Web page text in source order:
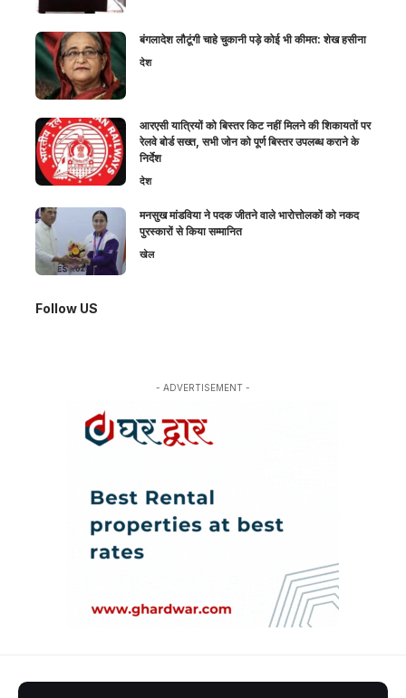
बंगलादेश लौटूंगी चाहे चुकानी पड़े कोई भी कीमत: शेख हसीना
देश
आरएसी यात्रियों को बिस्तर किट नहीं मिलने की शिकायतों पर
रेलवे बोर्ड सख्त, सभी जोन को पूर्ण बिस्तर उपलब्ध कराने के
निर्देश
देश
मनसुख मांडविया ने पदक जीतने वाले भारोत्तोलकों को नकद
पुरस्कारों से किया सम्मानित
खेल
Follow US
- ADVERTISEMENT -